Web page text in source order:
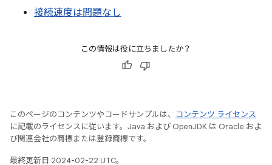
接続速度は問題なし
この情報は役に立ちましたか？
このページのコンテンツやコードサンプルは、
コンテンツ ライセンス
に記載のライセンスに従います。Java および OpenJDK は Oracle およ
び関連会社の商標または登録商標です。
最終更新日 2024-02-22 UTC。